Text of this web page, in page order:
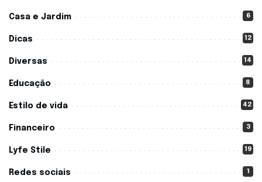
Casa e Jardim 6
Dicas 12
Diversas 14
Educação 8
Estilo de vida 42
Financeiro 3
Lyfe Stile 19
Redes sociais 1